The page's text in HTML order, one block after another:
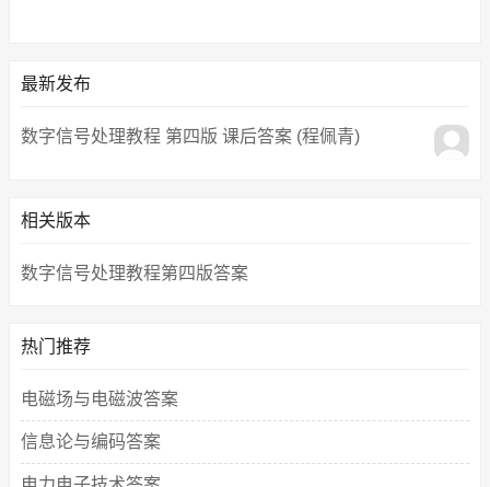
最新发布
数字信号处理教程 第四版 课后答案 (程佩青)
相关版本
数字信号处理教程第四版答案
热门推荐
电磁场与电磁波答案
信息论与编码答案